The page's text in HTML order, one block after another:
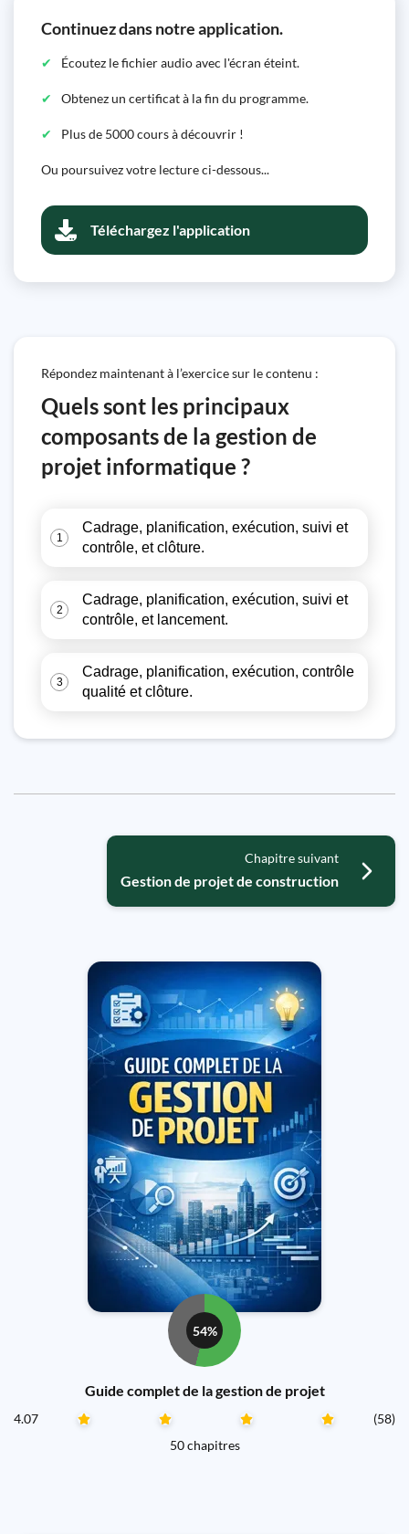
Continuez dans notre application.
Écoutez le fichier audio avec l'écran éteint.
Obtenez un certificat à la fin du programme.
Plus de 5000 cours à découvrir !
Ou poursuivez votre lecture ci-dessous...
Téléchargez l'application
Répondez maintenant à l’exercice sur le contenu :
Quels sont les principaux
composants de la gestion de
projet informatique ?
1
Cadrage, planification, exécution, suivi et
contrôle, et clôture.
2
Cadrage, planification, exécution, suivi et
contrôle, et lancement.
3
Cadrage, planification, exécution, contrôle
qualité et clôture.
Chapitre suivant
Gestion de projet de construction
54%
Guide complet de la gestion de projet
4.07
(58)
50 chapitres